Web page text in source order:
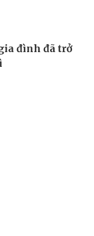
đình đã trở